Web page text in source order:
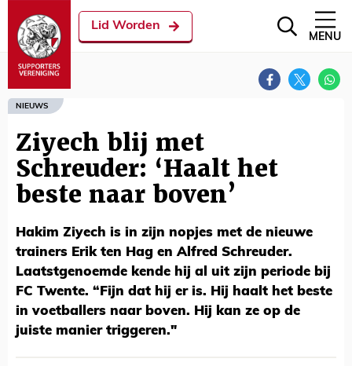
Lid Worden
MENU
NIEUWS
Ziyech blij met
Schreuder: ‘Haalt het
beste naar boven’
Hakim Ziyech is in zijn nopjes met de nieuwe
trainers Erik ten Hag en Alfred Schreuder.
Laatstgenoemde kende hij al uit zijn periode bij
FC Twente. “Fijn dat hij er is. Hij haalt het beste
in voetballers naar boven. Hij kan ze op de
juiste manier triggeren."